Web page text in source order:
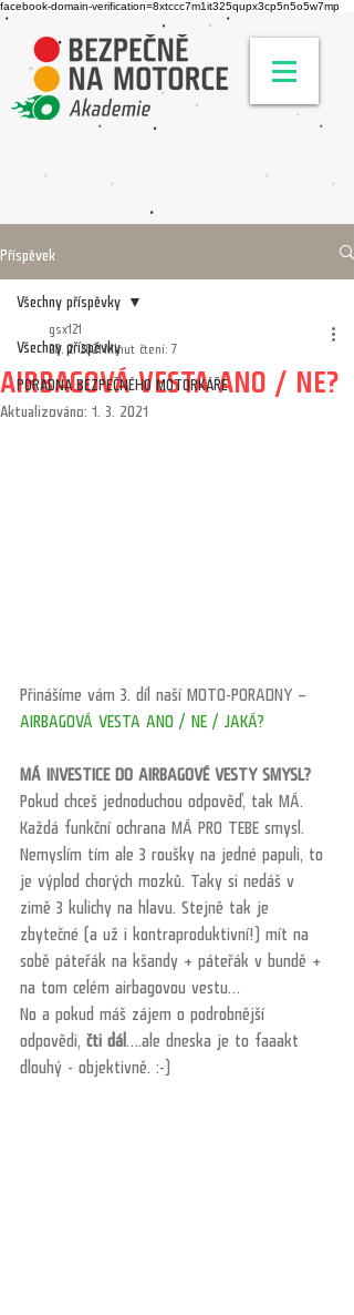
facebook-domain-verification=8xtccc7m1it325qupx3cp5n5o5w7mp
Příspěvek
Všechny příspěvky
PORADNA BEZPEČNÉHO MOTORKÁŘE
Všechny příspěvky
AIRBAGOVÁ VESTA ANO / NE?
gsx121
28. 2. 2021Minut čtení: 7
Aktualizováno:1. 3. 2021
Přinášíme vám 3. díl naší MOTO-PORADNY –
AIRBAGOVÁ VESTA ANO / NE / JAKÁ?
MÁ INVESTICE DO AIRBAGOVÉ VESTY SMYSL?
Pokud chceš jednoduchou odpověď, tak MÁ.
Každá funkční ochrana MÁ PRO TEBE smysl.
Nemyslím tím ale 3 roušky na jedné papuli, to
je výplod chorých mozků. Taky si nedáš v
zimě 3 kulichy na hlavu. Stejně tak je
zbytečné (a už i kontraproduktivní!) mít na
sobě páteřák na kšandy + páteřák v bundě +
na tom celém airbagovou vestu…
No a pokud máš zájem o podrobnější
odpovědi, čti dál….ale dneska je to faaakt
dlouhý - objektivně. :-)